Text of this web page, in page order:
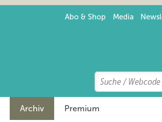
Abo & Shop Media
Search
Suchen
Archiv Premium